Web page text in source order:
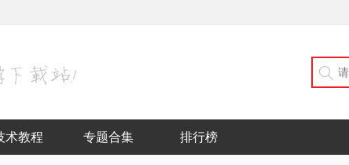
术教程 专题合集 排行榜